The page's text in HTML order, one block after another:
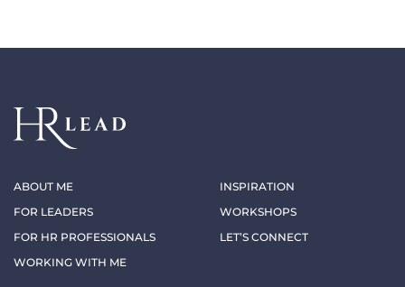
ABOUT ME
FOR LEADERS
FOR HR PROFESSIONALS
WORKING WITH ME
INSPIRATION
WORKSHOPS
LET’S CONNECT